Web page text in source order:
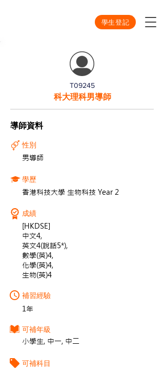
學生登記
T09245
科大理科男導師
導師資料
性別
男導師
學歷
香港科技大學 生物科技 Year 2
成績
[HKDSE]
中文4,
英文4(說話5*),
數學(英)4,
化學(英)4,
生物(英)4
補習經驗
1年
可補年級
小學生, 中一, 中二
可補科目